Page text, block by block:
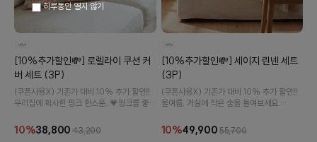
[10%추가할인💸] 로렐라이 쿠션 커
버 세트 (3P)
(쿠폰사용X) 기존가 대비 10% 추가 할인‼️
우리집에 화사한 핑크 한스푼..💗핑크를 좋아
10%38,800 43,200
[10%추가할인💸] 세이지 린넨 세트
(3P)
(쿠폰사용X) 기존가 대비 10% 추가 할인‼️
올여름, 거실에 작은 숲을 들여보세요.
트입니다.
10%49,900 55,700
하루동안 열지 않기